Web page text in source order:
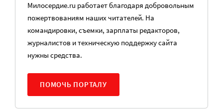
Милосердие.ru работает благодаря добровольным
пожертвованиям наших читателей. На
командировки, съемки, зарплаты редакторов,
журналистов и техническую поддержку сайта
нужны средства.
ПОМОЧЬ ПОРТАЛУ